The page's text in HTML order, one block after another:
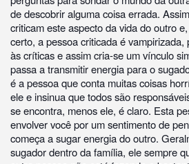
de descobrir alguma coisa errada.
criticam este aspecto da vida do outro
certo, a pessoa criticada é
às críticas e assim cria-se um vínculo
passa a transmitir energia para o
é a pessoa que conta muitas coisas
ele e insinua que todos são
se encontra, menos ele, é claro. Esta
envolver você por um sentimento de
começa a sugar energia do outro.
sugador dentro da família, ele sempre